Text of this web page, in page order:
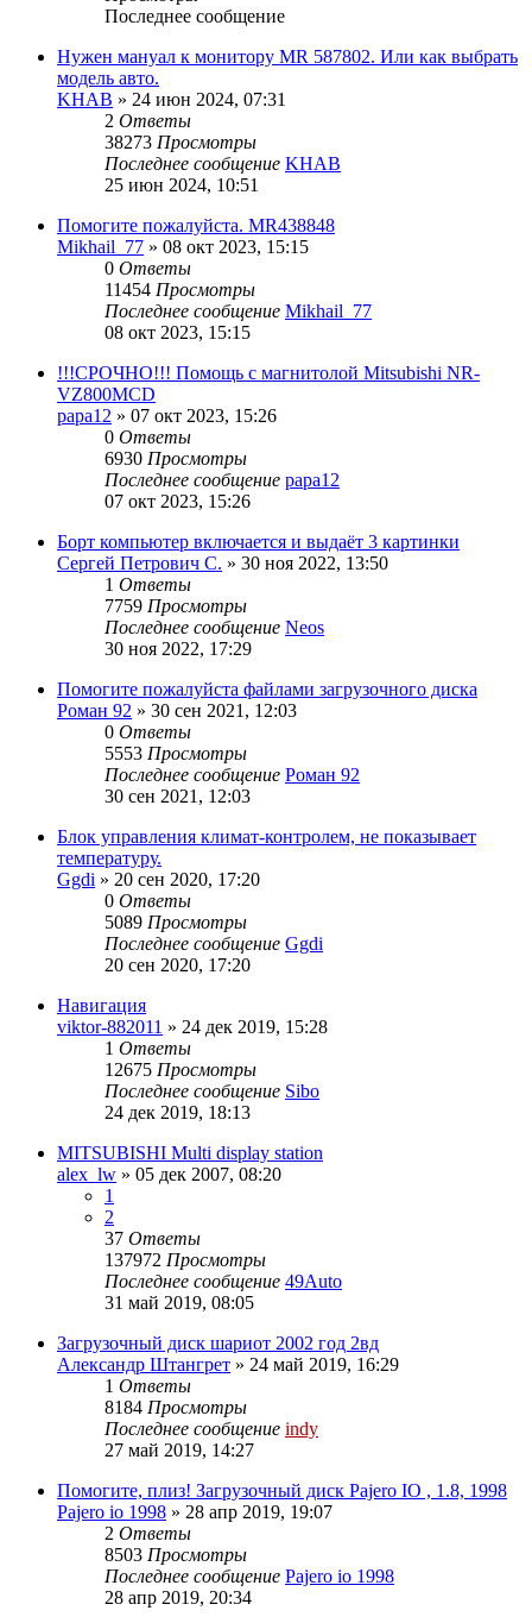
Последнее сообщение
Нужен мануал к монитору MR 587802. Или как выбрать
модель авто.
KHAB » 24 июн 2024, 07:31
2 Ответы
38273 Просмотры
Последнее сообщение KHAB
25 июн 2024, 10:51
Помогите пожалуйста. MR438848
Mikhail_77 » 08 окт 2023, 15:15
0 Ответы
11454 Просмотры
Последнее сообщение Mikhail_77
08 окт 2023, 15:15
!!!СРОЧНО!!! Помощь с магнитолой Mitsubishi NR-
VZ800MCD
papa12 » 07 окт 2023, 15:26
0 Ответы
6930 Просмотры
Последнее сообщение papa12
07 окт 2023, 15:26
Борт компьютер включается и выдаёт 3 картинки
Сергей Петрович С. » 30 ноя 2022, 13:50
1 Ответы
7759 Просмотры
Последнее сообщение Neos
30 ноя 2022, 17:29
Помогите пожалуйста файлами загрузочного диска
Роман 92 » 30 сен 2021, 12:03
0 Ответы
5553 Просмотры
Последнее сообщение Роман 92
30 сен 2021, 12:03
Блок управления климат-контролем, не показывает
температуру.
Ggdi » 20 сен 2020, 17:20
0 Ответы
5089 Просмотры
Последнее сообщение Ggdi
20 сен 2020, 17:20
Навигация
viktor-882011 » 24 дек 2019, 15:28
1 Ответы
12675 Просмотры
Последнее сообщение Sibo
24 дек 2019, 18:13
MITSUBISHI Multi display station
alex_lw » 05 дек 2007, 08:20
1
2
37 Ответы
137972 Просмотры
Последнее сообщение 49Auto
31 май 2019, 08:05
Загрузочный диск шариот 2002 год 2вд
Александр Штангрет » 24 май 2019, 16:29
1 Ответы
8184 Просмотры
Последнее сообщение indy
27 май 2019, 14:27
Помогите, плиз! Загрузочный диск Pajero IO , 1.8, 1998
Pajero io 1998 » 28 апр 2019, 19:07
2 Ответы
8503 Просмотры
Последнее сообщение Pajero io 1998
28 апр 2019, 20:34